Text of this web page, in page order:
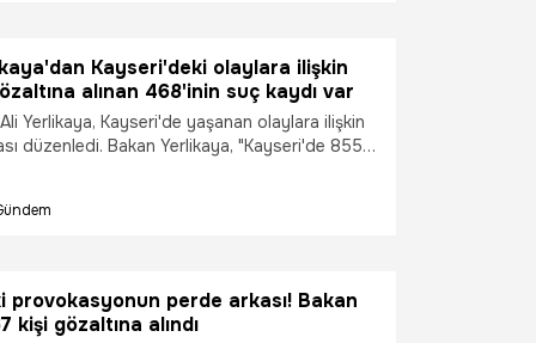
Kayseri'deki olaylara ilişkin
alınan 468'inin suç kaydı var
Yerlikaya, Kayseri'de yaşanan olaylara ilişkin
düzenledi. Bakan Yerlikaya, "Kayseri'de 855
suçtan adli kaydı oluğu ortaya çıktı"
provokasyonun perde arkası! Bakan
kişi gözaltına alındı